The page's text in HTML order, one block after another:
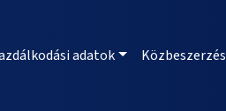
adatok Közbeszerzés